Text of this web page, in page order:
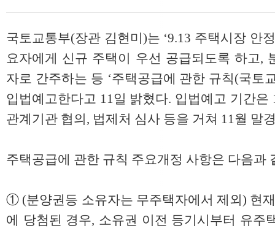
국토교통부(장관 김현미)는 ‘9.13 주택시장 안
요자에게 신규 주택이 우선 공급되도록 하고,
자로 간주하는 등 ‘주택공급에 관한 규칙(국토
입법예고한다고 11일 밝혔다. 입법예고 기간은
관계기관 협의, 법제처 심사 등을 거쳐 11월 말
주택공급에 관한 규칙 주요개정 사항은 다음과
① (분양권등 소유자는 무주택자에서 제외) 현
에 당첨된 경우, 소유권 이전 등기시부터 유주